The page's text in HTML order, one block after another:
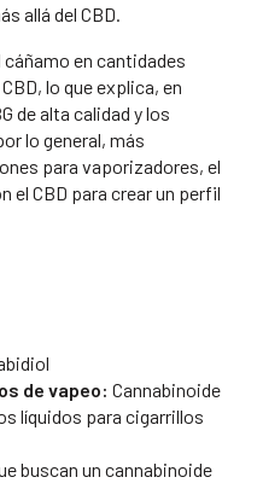
allá del CBD.
cáñamo en cantidades
lo que explica, en
de alta calidad y los
lo general, más
para vaporizadores, el
el CBD para crear un perfil
de vapeo: Cannabinoide
líquidos para cigarrillos
buscan un cannabinoide